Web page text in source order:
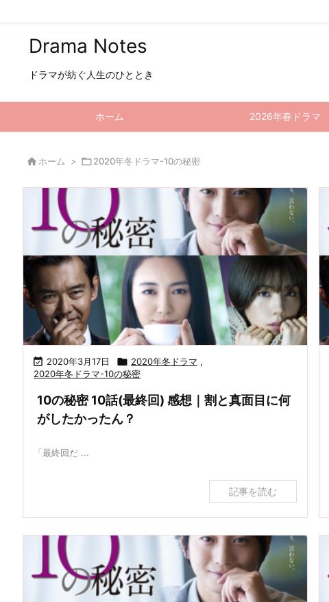
Drama Notes
ドラマが紡ぐ人生のひととき
ホーム 2026年春ドラマ
 ホーム > 2020年冬ドラマ-10の秘密
 2020年3月17日  2020年冬ドラマ ,
2020年冬ドラマ-10の秘密
10の秘密 10話(最終回) 感想｜割と真面目に何
がしたかったん？
「最終回だ ...
記事を読む